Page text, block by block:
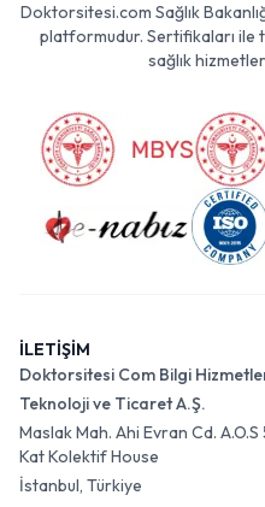
Doktorsitesi.com Sağlık
platformudur. Sertifikaları ile
sağlık
İLETİŞİM
Doktorsitesi Com Bilgi
Teknoloji ve Ticaret A.Ş.
Maslak Mah. Ahi Evran Cd.
Kat Kolektif House
İstanbul, Türkiye